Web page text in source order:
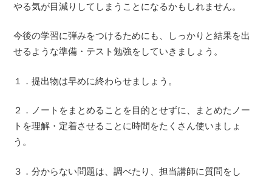
やる気が目減りしてしまうことになるかもしれません。
今後の学習に弾みをつけるためにも、しっかりと結果を出
せるような準備・テスト勉強をしていきましょう。
１．提出物は早めに終わらせましょう。
２．ノートをまとめることを目的とせずに、まとめたノー
トを理解・定着させることに時間をたくさん使いましょ
う。
３．分からない問題は、調べたり、担当講師に質問をし